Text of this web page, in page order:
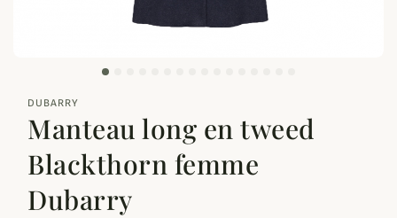
DUBARRY
Manteau long en tweed
Blackthorn femme
Dubarry